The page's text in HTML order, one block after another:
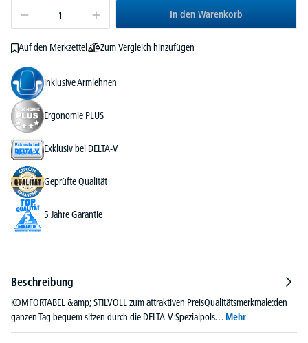
In den Warenkorb
Auf den Merkzettel Zum Vergleich hinzufügen
inklusive Armlehnen
Ergonomie PLUS
Exklusiv bei DELTA-V
Geprüfte Qualität
5 Jahre Garantie
Beschreibung
KOMFORTABEL &amp; STILVOLL zum attraktiven PreisQualitätsmerkmale:den
ganzen Tag bequem sitzen durch die DELTA-V Spezialpols… Mehr